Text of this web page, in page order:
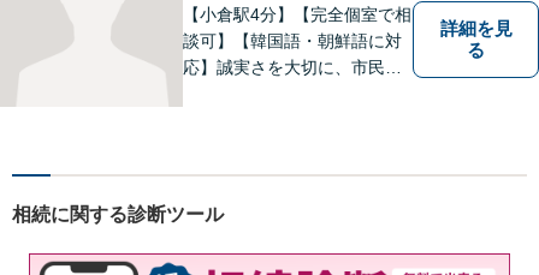
【小倉駅4分】【完全個室で相
談可】【韓国語・朝鮮語に対
応】誠実さを大切に、市民に
いたします。お困りの方は、
詳細を見
る
相続に関する診断ツール